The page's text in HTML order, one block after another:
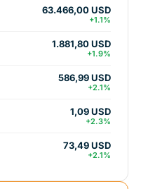
63.466,00 USD
+1.1%
1.881,80 USD
+1.9%
586,99 USD
+2.1%
1,09 USD
+2.3%
73,49 USD
+2.1%